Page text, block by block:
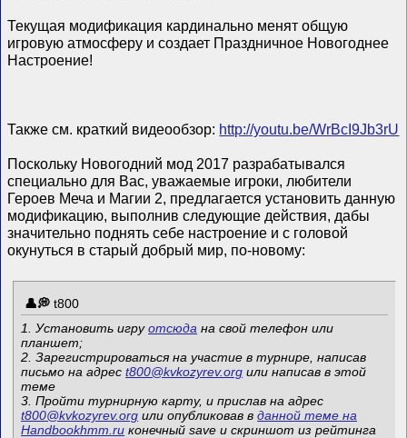
Текущая модификация кардинально менят общую
игровую атмосферу и создает Праздничное Новогоднее
Настроение!
Также см. краткий видеообзор: http://youtu.be/WrBcI9Jb3rU
Поскольку Новогодний мод 2017 разрабатывался
специально для Вас, уважаемые игроки, любители
Героев Меча и Магии 2, предлагается установить данную
модификацию, выполнив следующие действия, дабы
значительно поднять себе настроение и с головой
окунуться в старый добрый мир, по-новому:
t800
1. Установить игруотсюда на свой телефон или
планшет;
2. Зарегистрироваться на участие в турнире, написав
письмо на адресt800@kvkozyrev.org или написав в этой
теме
3. Пройти турнирную карту, и прислав на адрес
t800@kvkozyrev.org или опубликовав вданной теме на
Handbookhmm.ru конечный save и скриншот из рейтинга